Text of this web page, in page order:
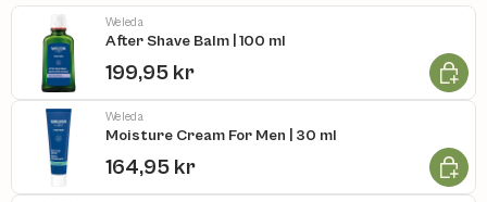
Weleda
After Shave Balm | 100 ml
199,95 kr Læg i
Weleda
Moisture Cream For Men | 30 ml
164,95 kr Læg i